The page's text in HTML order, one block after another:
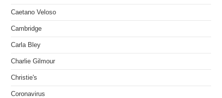
Caetano Veloso
Cambridge
Carla Bley
Charlie Gilmour
Christie's
Coronavirus